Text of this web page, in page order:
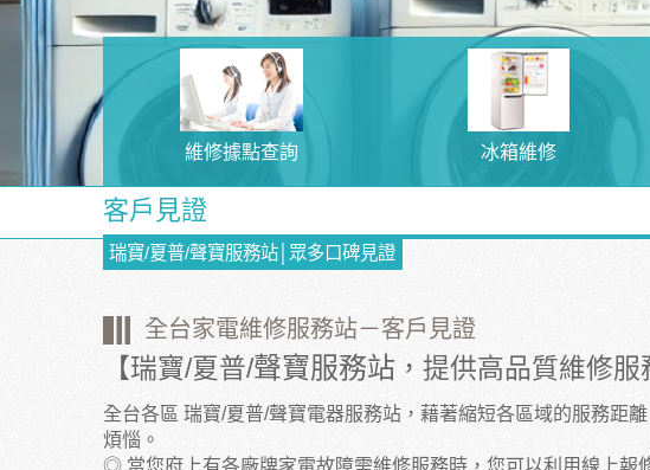
維修據點查詢 冰箱維修
客戶見證
瑞寶/夏普/聲寶服務站│眾多口碑見證
全台家電維修服務站－客戶見證
【瑞寶/夏普/聲寶服務站 ，提供高品質維修服
全台各區 瑞寶/夏普/聲寶電器服務站 ，藉著縮短各區域的服務距
煩惱。
◎ 當您府上有各廠牌家電故障需維修服務時，您可以利用線上報